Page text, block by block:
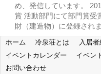
め、発信しています。
賞 活動部門にて部門賞受
財（建造物）に登録されま
ホーム 冷泉荘とは 入居
イベントカレンダー
イベン
お問い合わせ